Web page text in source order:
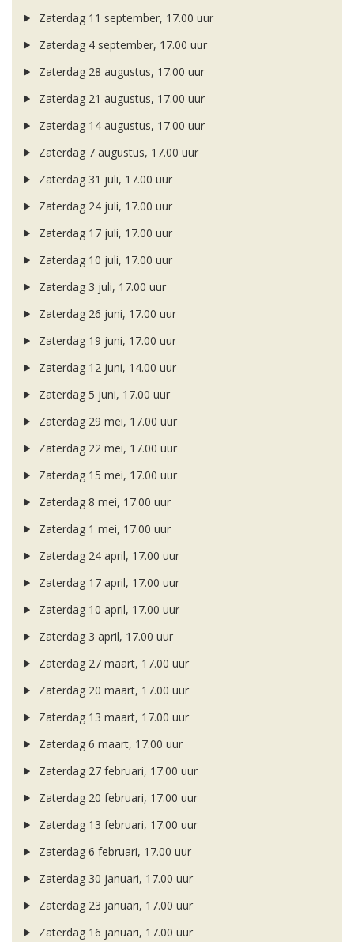
Zaterdag 11 september, 17.00 uur
Zaterdag 4 september, 17.00 uur
Zaterdag 28 augustus, 17.00 uur
Zaterdag 21 augustus, 17.00 uur
Zaterdag 14 augustus, 17.00 uur
Zaterdag 7 augustus, 17.00 uur
Zaterdag 31 juli, 17.00 uur
Zaterdag 24 juli, 17.00 uur
Zaterdag 17 juli, 17.00 uur
Zaterdag 10 juli, 17.00 uur
Zaterdag 3 juli, 17.00 uur
Zaterdag 26 juni, 17.00 uur
Zaterdag 19 juni, 17.00 uur
Zaterdag 12 juni, 14.00 uur
Zaterdag 5 juni, 17.00 uur
Zaterdag 29 mei, 17.00 uur
Zaterdag 22 mei, 17.00 uur
Zaterdag 15 mei, 17.00 uur
Zaterdag 8 mei, 17.00 uur
Zaterdag 1 mei, 17.00 uur
Zaterdag 24 april, 17.00 uur
Zaterdag 17 april, 17.00 uur
Zaterdag 10 april, 17.00 uur
Zaterdag 3 april, 17.00 uur
Zaterdag 27 maart, 17.00 uur
Zaterdag 20 maart, 17.00 uur
Zaterdag 13 maart, 17.00 uur
Zaterdag 6 maart, 17.00 uur
Zaterdag 27 februari, 17.00 uur
Zaterdag 20 februari, 17.00 uur
Zaterdag 13 februari, 17.00 uur
Zaterdag 6 februari, 17.00 uur
Zaterdag 30 januari, 17.00 uur
Zaterdag 23 januari, 17.00 uur
Zaterdag 16 januari, 17.00 uur